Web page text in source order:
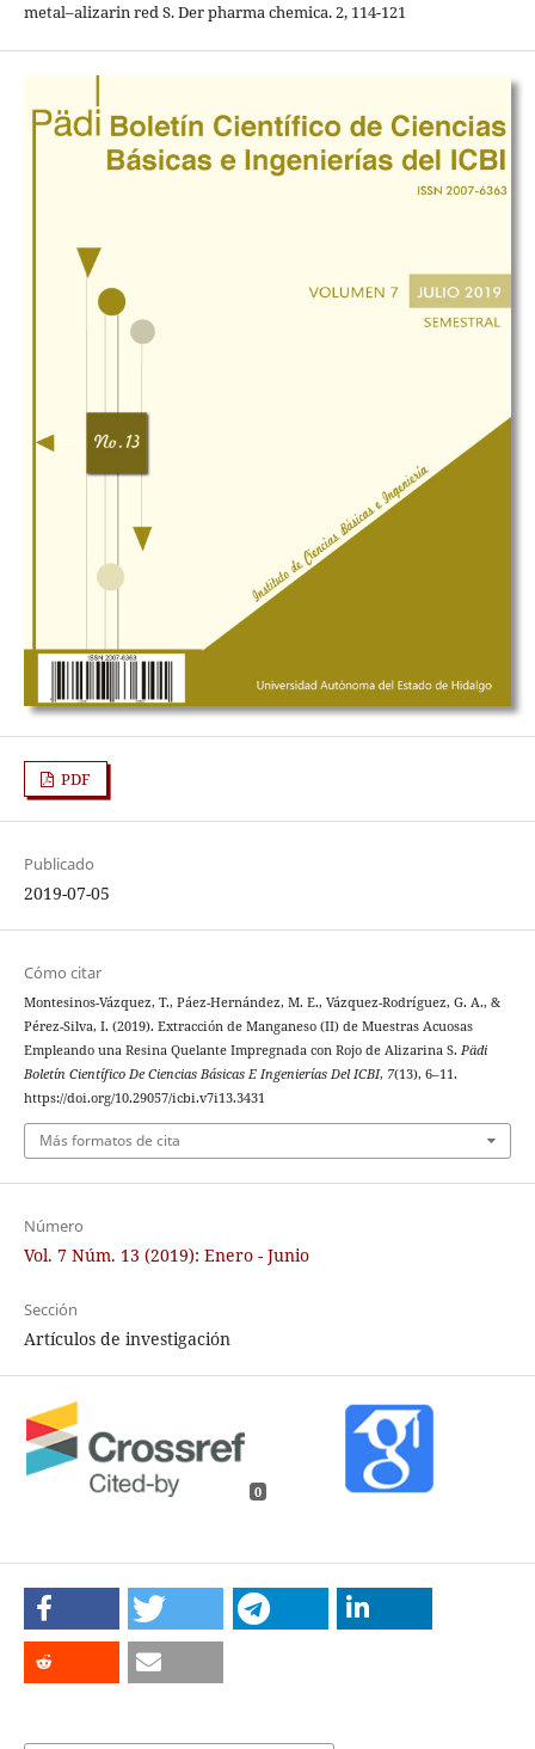
metal–alizarin red S. Der pharma chemica. 2, 114-121
PDF
Publicado
2019-07-05
Cómo citar
Montesinos-Vázquez, T., Páez-Hernández, M. E., Vázquez-Rodríguez, G. A., &
Pérez-Silva, I. (2019). Extracción de Manganeso (II) de Muestras Acuosas
Empleando una Resina Quelante Impregnada con Rojo de Alizarina S. Pädi
Boletín Científico De Ciencias Básicas E Ingenierías Del ICBI, 7(13), 6–11.
https://doi.org/10.29057/icbi.v7i13.3431
Más formatos de cita
Número
Vol. 7 Núm. 13 (2019): Enero - Junio
Sección
Artículos de investigación
0